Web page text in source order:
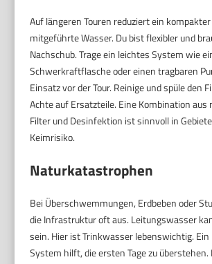
Auf längeren Touren reduziert ein
mitgeführte Wasser. Du bist flexibler und
Nachschub. Trage ein leichtes System wie
Schwerkraftflasche oder einen tragbaren
Einsatz vor der Tour. Reinige und spüle den
Achte auf Ersatzteile. Eine Kombination aus
Filter und Desinfektion ist sinnvoll in
Keimrisiko.
Naturkatastrophen
Bei Überschwemmungen, Erdbeben oder
die Infrastruktur oft aus. Leitungswasser
sein. Hier ist Trinkwasser lebenswichtig. Ein
System hilft, die ersten Tage zu überstehen.